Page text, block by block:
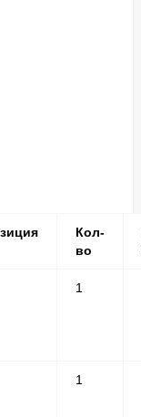
Кол-
во
1
1